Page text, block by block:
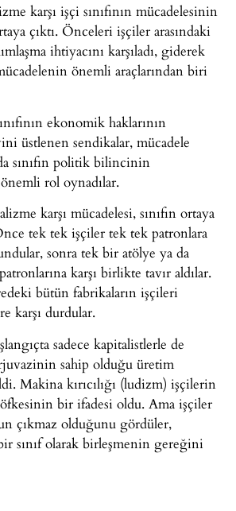
karşı işçi sınıfının mücadelesinin
çıktı. Önceleri işçiler arasındaki
ihtiyacını karşıladı, giderek
önemli araçlarından biri
ekonomik haklarının
üstlenen sendikalar, mücadele
sınıfın politik bilincinin
rol oynadılar.
karşı mücadelesi, sınıfın ortaya
tek tek işçiler tek tek patronlara
sonra tek bir atölye ya da
karşı birlikte tavır aldılar.
bütün fabrikaların işçileri
karşı durdular.
sadece kapitalistlerle de
sahip olduğu üretim
Makina kırıcılığı (ludizm) işçilerin
bir ifadesi oldu. Ama işçiler
çıkmaz olduğunu gördüler,
sınıf olarak birleşmenin gereğini